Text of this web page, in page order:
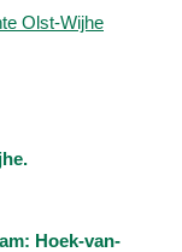
Olst-Wijhe
Hoek-van-